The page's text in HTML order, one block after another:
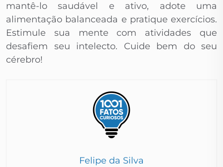
mantê-lo saudável e ativo, adote uma
alimentação balanceada e pratique exercícios.
Estimule sua mente com atividades que
desafiem seu intelecto. Cuide bem do seu
cérebro!
Felipe da Silva